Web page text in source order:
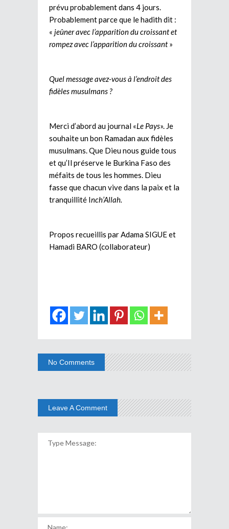
prévu probablement dans 4 jours.
Probablement parce que le hadith dit :
« jeûner avec l’apparition du croissant et
rompez avec l’apparition du croissant»
Quel message avez-vous à l’endroit des
fidèles musulmans ?
Merci d’abord au journal «Le Pays». Je
souhaite un bon Ramadan aux fidèles
musulmans. Que Dieu nous guide tous
et qu’Il préserve le Burkina Faso des
méfaits de tous les hommes. Dieu
fasse que chacun vive dans la paix et la
tranquillité Inch’Allah.
Propos recueillis par Adama SIGUE et
Hamadi BARO (collaborateur)
No Comments
Leave A Comment